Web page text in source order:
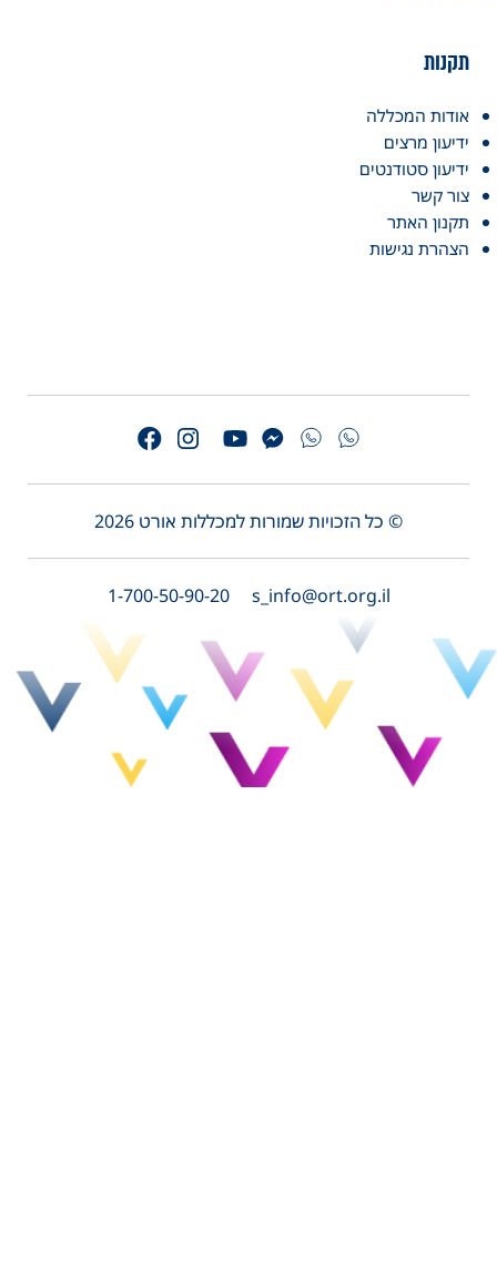
המכללה
מרצים
סטודנטים
האתר
נגישות
© כל הזכויות שמורות למכללות אורט 2026
s_info@ort.org.il
1-700-50-90-20